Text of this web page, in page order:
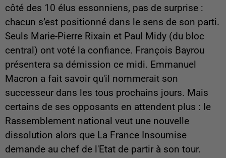
côté des 10 élus essonniens, pas de surprise :
chacun s’est positionné dans le sens de son parti.
Seuls Marie-Pierre Rixain et Paul Midy (du bloc
central) ont voté la confiance. François Bayrou
présentera sa démission ce midi. Emmanuel
Macron a fait savoir qu'il nommerait son
successeur dans les tous prochains jours. Mais
certains de ses opposants en attendent plus : le
Rassemblement national veut une nouvelle
dissolution alors que La France Insoumise
demande au chef de l'Etat de partir à son tour.